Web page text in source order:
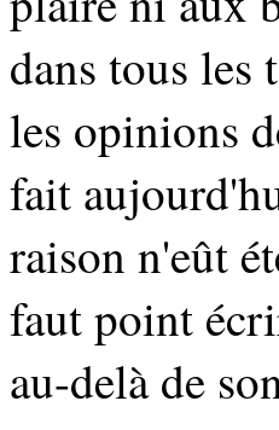
dans tous les
les opinions
fait
raison n'eût
faut point
au-delà de